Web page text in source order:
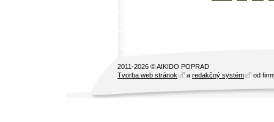
2011-2026 © AIKIDO POPRAD
Tvorba web stránok
a redakčný systém od